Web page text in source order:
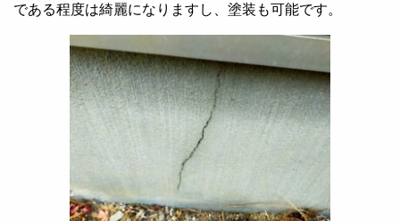
である程度は綺麗になりますし、塗装も可能です。